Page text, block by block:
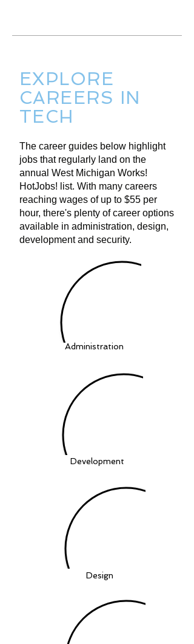
EXPLORE
CAREERS IN
TECH
The career guides below highlight
jobs that regularly land on the
annual West Michigan Works!
HotJobs! list. With many careers
reaching wages of up to $55 per
hour, there's plenty of career options
available in administration, design,
development and security.
Administration
Development
Design